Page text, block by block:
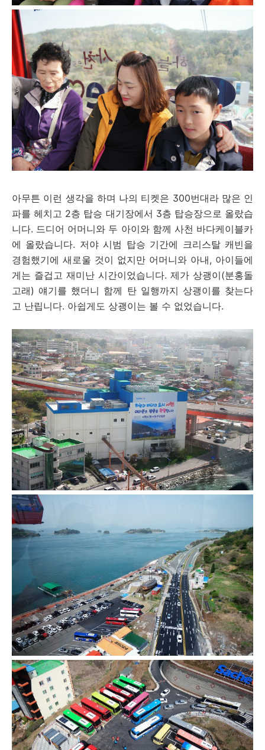
아무튼 이런 생각을 하며 나의 티켓은 300번대라 많은 인
파를 헤치고 2층 탑승 대기장에서 3층 탑승장으로 올랐습
니다. 드디어 어머니와 두 아이와 함께 사천 바다케이블카
에 올랐습니다. 저야 시범 탑승 기간에 크리스탈 캐빈을
경험했기에 새로울 것이 없지만 어머니와 아내, 아이들에
게는 즐겁고 재미난 시간이었습니다. 제가 상괭이(분홍돌
고래) 얘기를 했더니 함께 탄 일행까지 상괭이를 찾는다
고 난립니다. 아쉽게도 상괭이는 볼 수 없었습니다.